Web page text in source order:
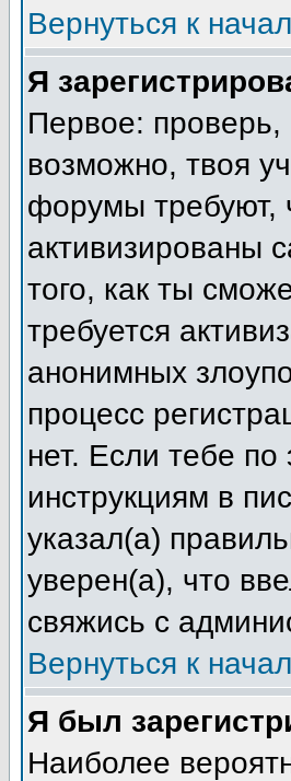
Вернуться к
Я
Первое:
возможно, твоя
форумы требуют,
активизированы
того, как ты
требуется
анонимных
процесс
нет. Если тебе по
инструкциям в
указал(а)
уверен(а), что
свяжись с
Вернуться к
Я был
Наиболее